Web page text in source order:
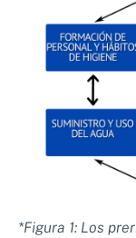
*Figura 1: Los